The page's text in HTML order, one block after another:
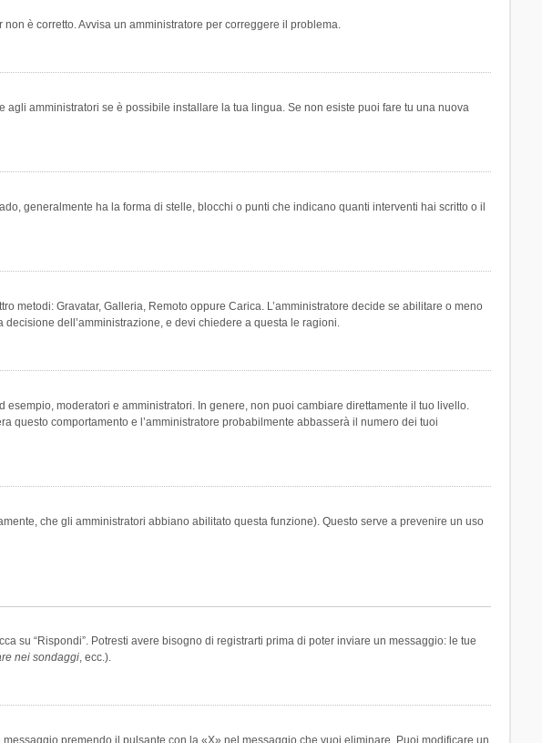
è corretto. Avvisa un amministratore per correggere il problema.
amministratori se è possibile installare la tua lingua. Se non esiste puoi fare tu una nuova
generalmente ha la forma di stelle, blocchi o punti che indicano quanti interventi hai scritto o il
metodi: Gravatar, Galleria, Remoto oppure Carica. L’amministratore decide se abilitare o meno
dell’amministrazione, e devi chiedere a questa le ragioni.
moderatori e amministratori. In genere, non puoi cambiare direttamente il tuo livello.
questo comportamento e l’amministratore probabilmente abbasserà il numero dei tuoi
che gli amministratori abbiano abilitato questa funzione). Questo serve a prevenire un uso
su “Rispondi”. Potresti avere bisogno di registrarti prima di poter inviare un messaggio: le tue
nei sondaggi, ecc.).
premendo il pulsante con la «X» nel messaggio che vuoi eliminare. Puoi modificare un